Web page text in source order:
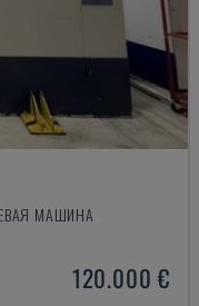
МАШИНА
120.000 €